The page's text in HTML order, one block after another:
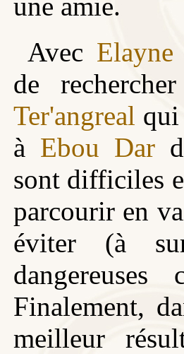
Avec Elayne
de
Ter'angreal
à Ebou Dar
sont difficiles
parcourir en
éviter (à
Finalement,
meilleur